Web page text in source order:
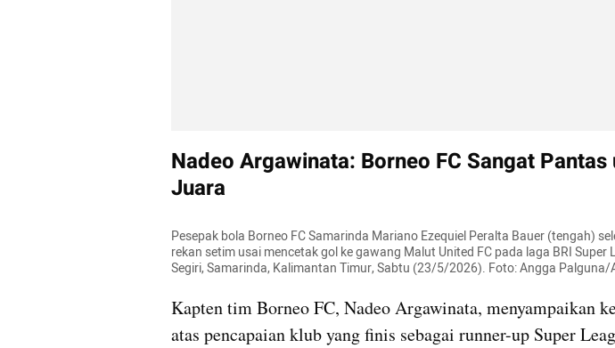
Nadeo Argawinata: Borneo FC Sangat
Juara
Pesepak bola Borneo FC Samarinda Mariano Ezequiel Peralta Bauer (tengah)
rekan setim usai mencetak gol ke gawang Malut United FC pada laga BRI Super
Segiri, Samarinda, Kalimantan Timur, Sabtu (23/5/2026). Foto: Angga
Kapten tim Borneo FC, Nadeo Argawinata, menyampaikan
atas pencapaian klub yang finis sebagai runner-up Super